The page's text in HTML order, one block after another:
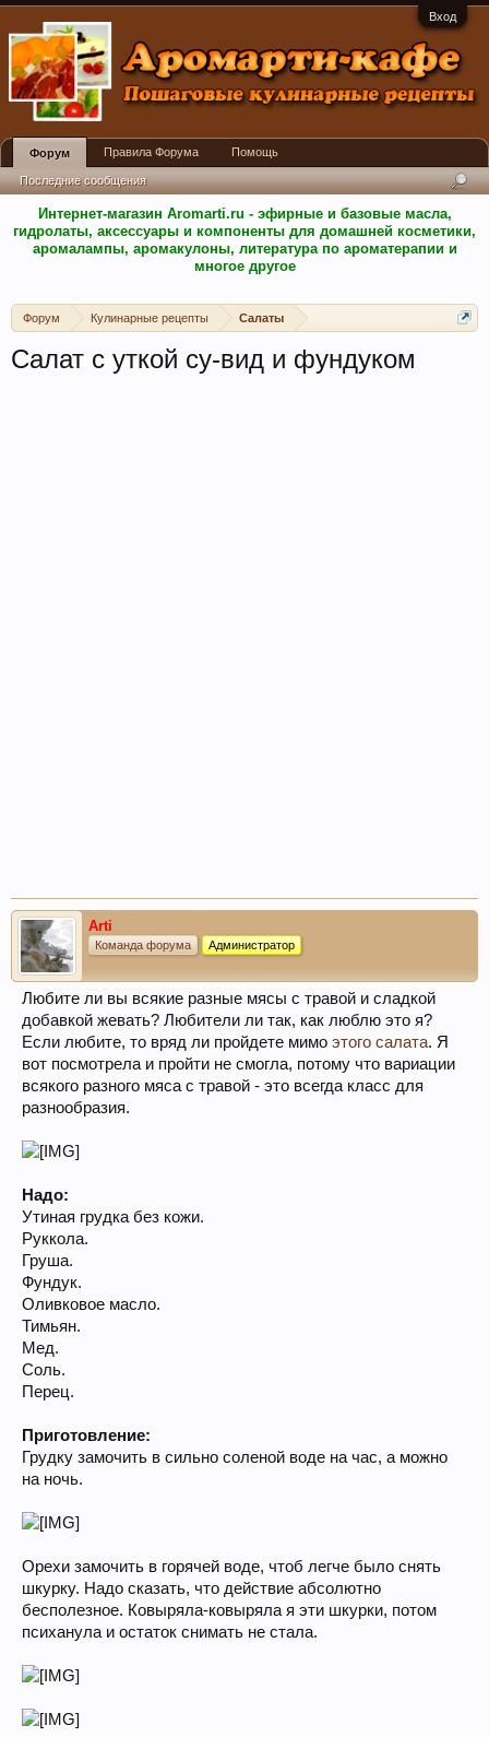
Вход
Интернет-магазин Aromarti.ru - эфирные и базовые масла,
гидролаты, аксессуары и компоненты для домашней косметики,
аромалампы, аромакулоны, литература по ароматерапии и
многое другое
Форум Кулинарные рецепты Салаты
Салат с уткой су-вид и фундуком
Arti
Команда форума Администратор
Любите ли вы всякие разные мясы с травой и сладкой
добавкой жевать? Любители ли так, как люблю это я?
Если любите, то вряд ли пройдете мимо этого салата. Я
вот посмотрела и пройти не смогла, потому что вариации
всякого разного мяса с травой - это всегда класс для
разнообразия.
Надо:
Утиная грудка без кожи.
Руккола.
Груша.
Фундук.
Оливковое масло.
Тимьян.
Мед.
Соль.
Перец.
Приготовление:
Грудку замочить в сильно соленой воде на час, а можно
на ночь.
Орехи замочить в горячей воде, чтоб легче было снять
шкурку. Надо сказать, что действие абсолютно
бесполезное. Ковыряла-ковыряла я эти шкурки, потом
психанула и остаток снимать не стала.
Форум
Последние сообщения
Правила Форума Помощь